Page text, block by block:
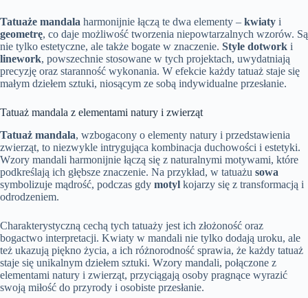
Tatuaże mandala harmonijnie łączą te dwa elementy – kwiaty i
geometrę, co daje możliwość tworzenia niepowtarzalnych wzorów. Są
nie tylko estetyczne, ale także bogate w znaczenie. Style dotwork i
linework, powszechnie stosowane w tych projektach, uwydatniają
precyzję oraz staranność wykonania. W efekcie każdy tatuaż staje się
małym dziełem sztuki, niosącym ze sobą indywidualne przesłanie.
Tatuaż mandala z elementami natury i zwierząt
Tatuaż mandala, wzbogacony o elementy natury i przedstawienia
zwierząt, to niezwykle intrygująca kombinacja duchowości i estetyki.
Wzory mandali harmonijnie łączą się z naturalnymi motywami, które
podkreślają ich głębsze znaczenie. Na przykład, w tatuażu sowa
symbolizuje mądrość, podczas gdy motyl kojarzy się z transformacją i
odrodzeniem.
Charakterystyczną cechą tych tatuaży jest ich złożoność oraz
bogactwo interpretacji. Kwiaty w mandali nie tylko dodają uroku, ale
też ukazują piękno życia, a ich różnorodność sprawia, że każdy tatuaż
staje się unikalnym dziełem sztuki. Wzory mandali, połączone z
elementami natury i zwierząt, przyciągają osoby pragnące wyrazić
swoją miłość do przyrody i osobiste przesłanie.